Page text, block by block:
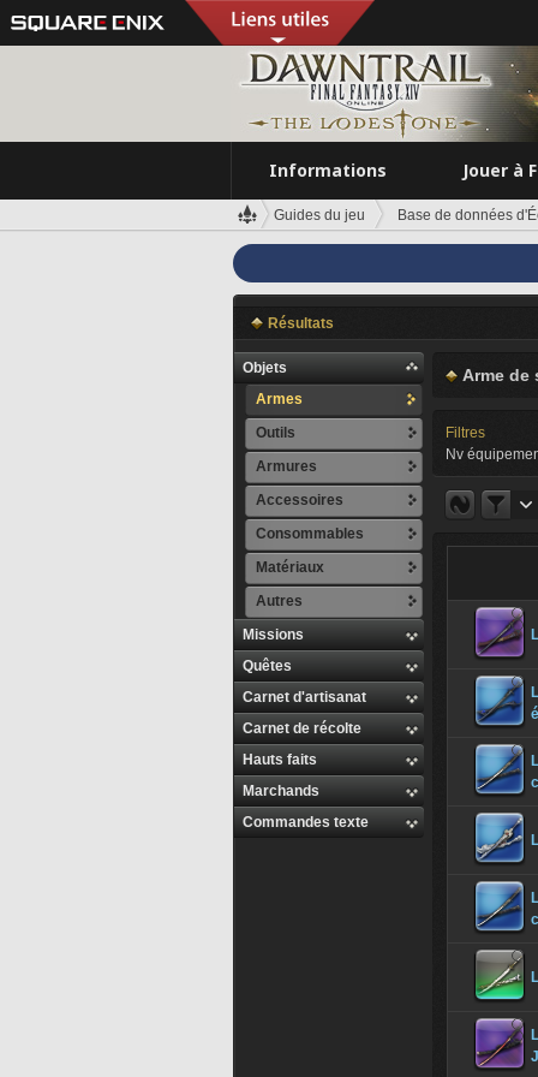
Informations Jouer à
Guides du jeu Base de données
Résultats
Objets
Armes
Outils
Armures
Accessoires
Consommables
Matériaux
Autres
Missions
Quêtes
Carnet d'artisanat
Carnet de récolte
Hauts faits
Marchands
Commandes texte
Arme de
Filtres
Nv